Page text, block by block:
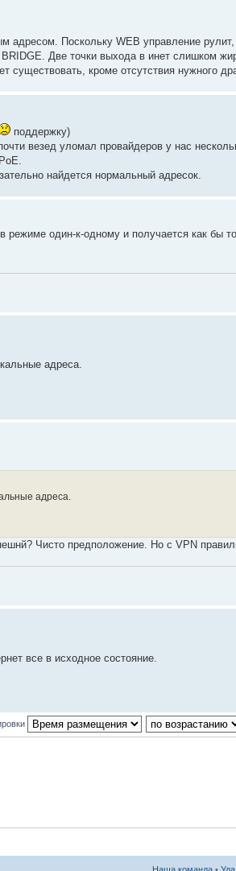
адресом. Поскольку WEB управление
Две точки выхода в инет слишком
кроме отсутствия нужного
поддержку)
везед уломал провайдеров у нас
найдется нормальный адресок.
один-к-одному и получается как бы
адреса.
адреса.
Чисто предположение. Но с VPN
все в исходное состояние.